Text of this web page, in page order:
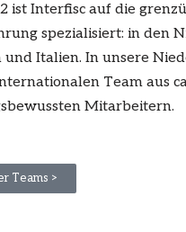
ist Interfisc auf die
spezialisiert: in den
Italien. In unsere
Team aus
Mitarbeitern.
Teams >